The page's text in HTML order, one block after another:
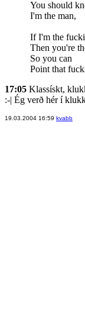
You should
I'm the man,
If I'm the
Then you're
So you can
Point that
17:05 Klassískt,
:-| Ég verð hér í
19.03.2004 16:59 kvabb